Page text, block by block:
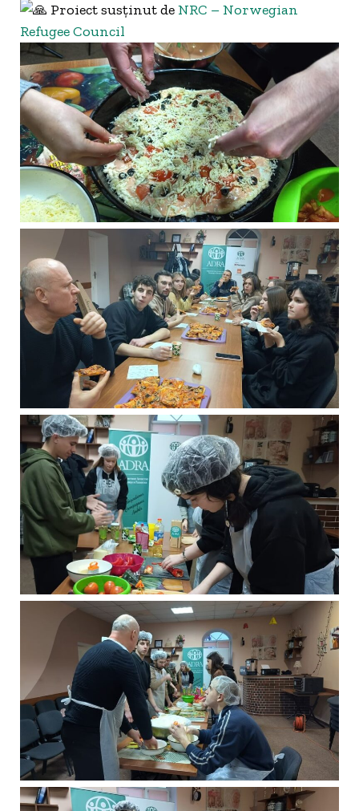
Proiect susținut deNRC – Norwegian
Refugee Council